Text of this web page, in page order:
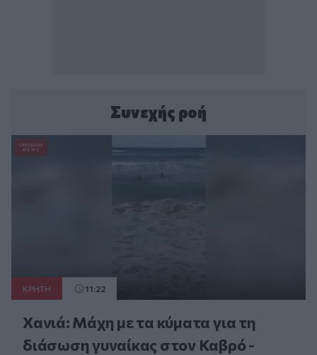
Συνεχής ροή
ΚΡΗΤΗ 11:22
Χανιά: Μάχη με τα κύματα για τη
διάσωση γυναίκας στον Καβρό -